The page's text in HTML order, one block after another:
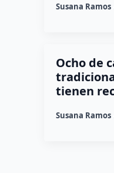
Susana Ramos
Ocho de
tienen
Susana Ramos